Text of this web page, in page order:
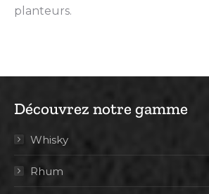
planteurs.
Découvrez notre gamme
Whisky
Rhum